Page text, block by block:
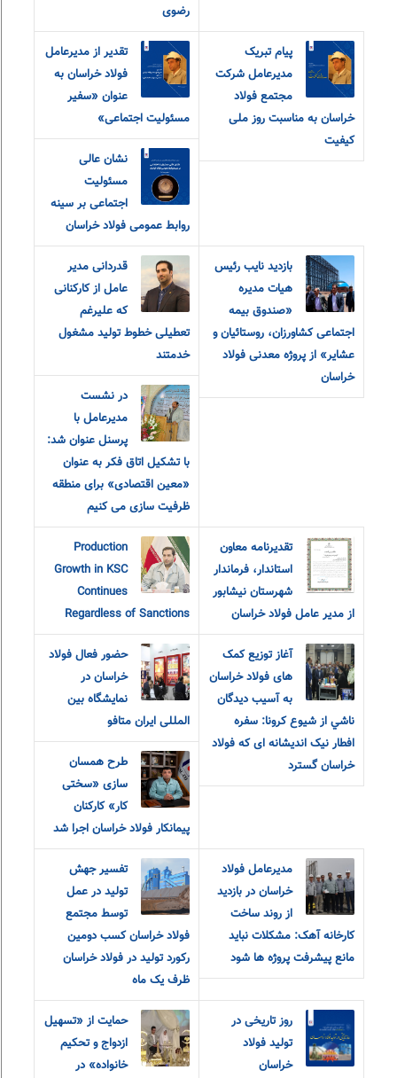
رضوی
پیام تبریک
مدیرعامل شرکت
مجتمع فولاد
خراسان به مناسبت روز ملی
کیفیت
تقدیر از مدیرعامل
فولاد خراسان به
عنوان «سفیر
مسئولیت اجتماعی»
نشان عالی
مسئولیت
اجتماعی بر سینه
روابط عمومی فولاد خراسان
بازدید نایب رئیس
هیات مدیره
«صندوق بیمه
اجتماعی کشاورزان، روستائیان و
عشایر» از پروژه معدنی فولاد
خراسان
قدردانی مدیر
عامل از کارکنانی
که علیرغم
تعطیلی خطوط تولید مشغول
خدمتند
در نشست
مدیرعامل با
پرسنل عنوان شد:
با تشکیل اتاق فکر به عنوان
«معین اقتصادی» برای منطقه
ظرفیت سازی می کنیم
تقدیرنامه معاون
استاندار، فرماندار
شهرستان نیشابور
از مدیر عامل فولاد خراسان
Production
Growth in KSC
Continues
Regardless of Sanctions
آغاز توزیع کمک
های فولاد خراسان
به آسيب ديدگان
ناشي از شيوع كرونا: سفره
افطار نیک اندیشانه ای که فولاد
خراسان گسترد
حضور فعال فولاد
خراسان در
نمایشگاه بین
المللی ایران متافو
طرح همسان
سازی «سختی
کار» کارکنان
پیمانکار فولاد خراسان اجرا شد
مدیرعامل فولاد
خراسان در بازدید
از روند ساخت
کارخانه آهک: مشکلات نباید
مانع پیشرفت پروژه ها شود
تفسیر جهش
تولید در عمل
توسط مجتمع
فولاد خراسان کسب دومین
رکورد تولید در فولاد خراسان
ظرف یک ماه
روز تاریخی در
تولید فولاد
خراسان
حمایت از «تسهیل
ازدواج و تحکیم
خانواده» در